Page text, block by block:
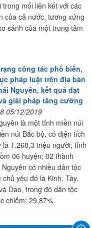
mối liên kết với các
của cả nước, tương xứng
sánh của một trung tâm
công tác phổ biến,
pháp luật trên địa bàn
Nguyên, kết quả đạt
giải pháp tăng cường
05/12/2019
là một tỉnh miền núi
núi Bắc bộ, có dịện tích
1.268,3 triệu người; tỉnh
06 huyện; 02 thành
có nhiều dân tộc
yếu đó là Kinh, Tày,
Dao, trong đó dân tộc
chiếm: 29,87%.